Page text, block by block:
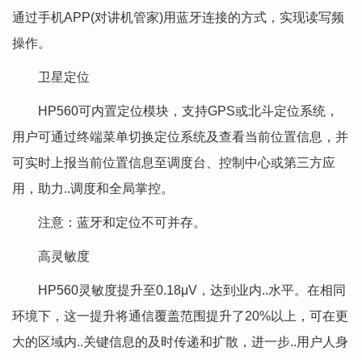
通过手机APP(对讲机管家)用蓝牙连接的方式，实现读写频
操作。
卫星定位
HP560可内置定位模块，支持GPS或北斗定位系统，
用户可通过终端菜单切换定位系统及查看当前位置信息，并
可实时上报当前位置信息至调度台、控制中心或第三方应
用，助力..调度和全局掌控。
注意：蓝牙和定位不可并存。
高灵敏度
HP560灵敏度提升至0.18μV，达到业内..水平。在相同
环境下，这一提升将通信覆盖范围提升了20%以上，可在更
大的区域内..关键信息的及时传递和扩散，进一步..用户人身